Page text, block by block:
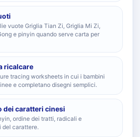
vuote Griglia Tian Zi, Griglia Mi Zi,
e pinyin quando serve carta per
ricalcare
tracing worksheets in cui i bambini
e completano disegni semplici.
dei caratteri cinesi
ordine dei tratti, radicali e
del carattere.